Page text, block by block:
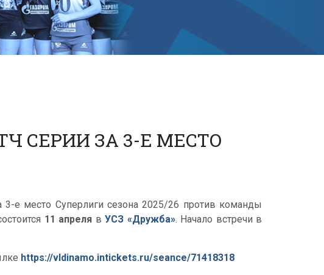
СЕРИИ ЗА 3-Е МЕСТО
е место Суперлиги сезона 2025/26 против команды
11 апреля в УСЗ «Дружба». Начало встречи в
https://vldinamo.intickets.ru/seance/71418318